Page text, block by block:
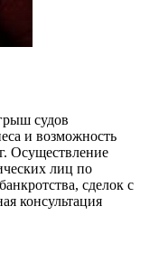
судов
и возможность
Осуществление
лиц по
сделок с
консультация